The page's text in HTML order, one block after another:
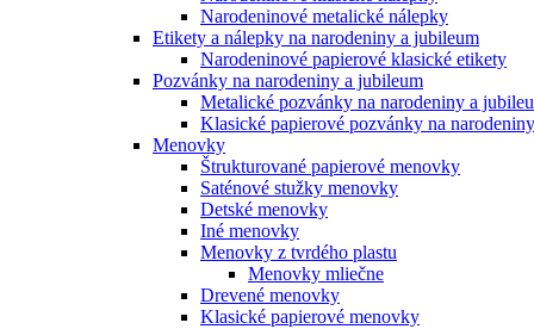
Narodeninové metalické nálepky
Etikety a nálepky na narodeniny a jubileum
Narodeninové papierové klasické etikety
Pozvánky na narodeniny a jubileum
Metalické pozvánky na narodeniny a
Klasické papierové pozvánky na
Menovky
Štrukturované papierové menovky
Saténové stužky menovky
Detské menovky
Iné menovky
Menovky z tvrdého plastu
Menovky mliečne
Drevené menovky
Klasické papierové menovky